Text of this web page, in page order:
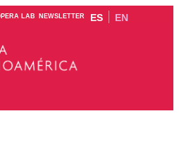
LAB NEWSLETTER ES EN